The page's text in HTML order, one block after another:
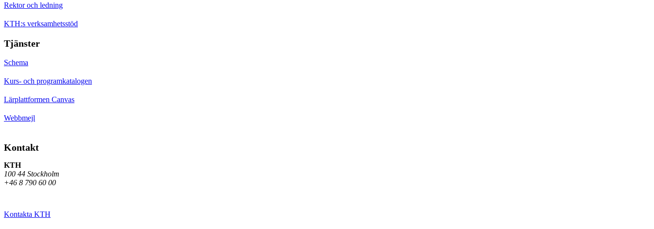
Rektor och ledning
KTH:s verksamhetsstöd
Tjänster
Schema
Kurs- och programkatalogen
Lärplattformen Canvas
Webbmejl
Kontakt
KTH
100 44 Stockholm
+46 8 790 60 00
Kontakta KTH